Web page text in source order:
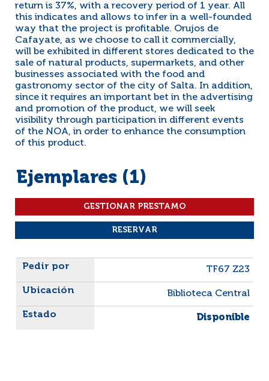
return is 37%, with a recovery period of 1 year. All
this indicates and allows to infer in a well-founded
way that the project is profitable. Orujos de
Cafayate, as we choose to call it commercially,
will be exhibited in different stores dedicated to the
sale of natural products, supermarkets, and other
businesses associated with the food and
gastronomy sector of the city of Salta. In addition,
since it requires an important bet in the advertising
and promotion of the product, we will seek
visibility through participation in different events
of the NOA, in order to enhance the consumption
of this product.
Ejemplares (1)
Liste des exemplaires
TF67 Z23
Biblioteca Central
Disponible